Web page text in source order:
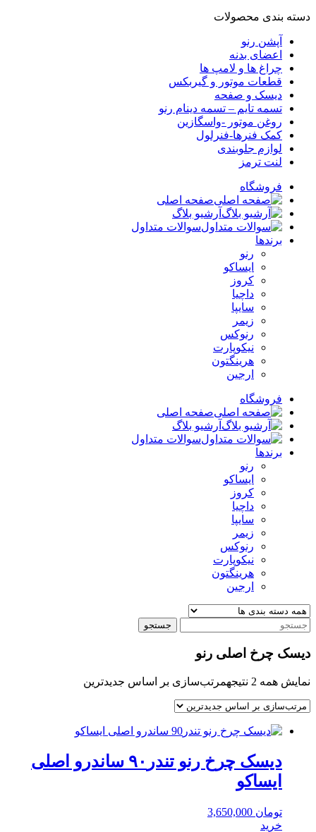
دسته‌ بندی محصولات
آپشن رنو
اعضای بدنه
چراغ ها و لامپ ها
قطعات موتور و گیربکس
دیسک و صفحه
تسمه تایم – تسمه دینام رنو
روغن موتور -واسگازین
کمک فنرها-فنرلول
لوازم جلوبندی
لنت ترمز
فروشگاه
صفحه اصلی
آرشیو بلاگ
سوالات متداول
برندها
رنو
ایساکو
کروز
داچیا
سایپا
زیمر
رنوکس
نیکوپارت
هرینگتون
ارجین
فروشگاه
صفحه اصلی
آرشیو بلاگ
سوالات متداول
برندها
رنو
ایساکو
کروز
داچیا
سایپا
زیمر
رنوکس
نیکوپارت
هرینگتون
ارجین
جستجو
دیسک چرخ اصلی رنو
نمایش همه 2 نتیجه مرتب‌سازی بر اساس جدیدترین
دیسک چرخ رنو تندر۹۰ ساندرو اصلی
ایساکو
تومان
خرید